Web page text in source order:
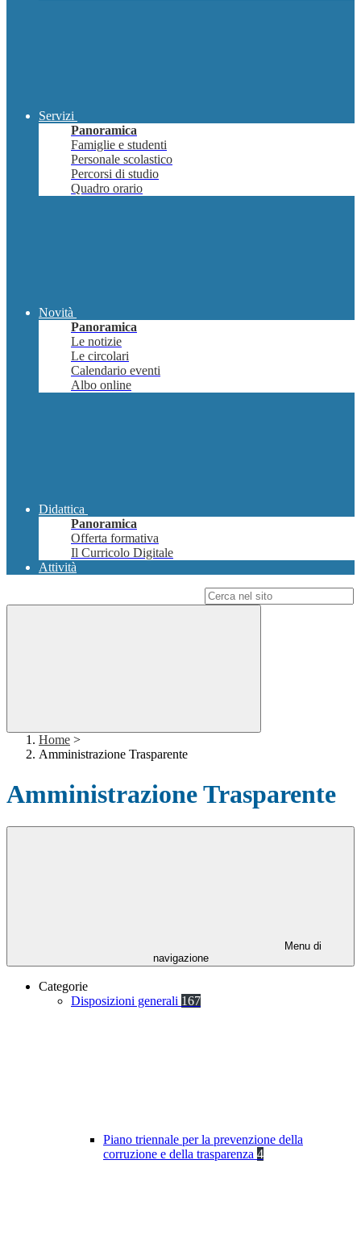
Servizi
Panoramica
Famiglie e studenti
Personale scolastico
Percorsi di studio
Quadro orario
Novità
Panoramica
Le notizie
Le circolari
Calendario eventi
Albo online
Didattica
Panoramica
Offerta formativa
Il Curricolo Digitale
Attività
Home >
Amministrazione Trasparente
Amministrazione Trasparente
Menu di
navigazione
Categorie
Disposizioni generali 167
Piano triennale per la prevenzione della
corruzione e della trasparenza 4